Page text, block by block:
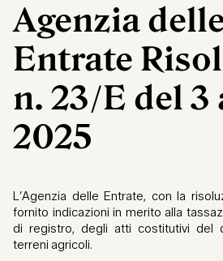
Agenzia
Entrate
n. 23/E del 3
2025
L’Agenzia delle Entrate, con la
fornito indicazioni in merito alla
di registro, degli atti costitutivi del
terreni agricoli.